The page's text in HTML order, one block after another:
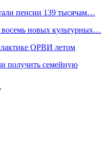
пенсии 139 тысячам…
новых культурных…
ОРВИ летом
получить семейную